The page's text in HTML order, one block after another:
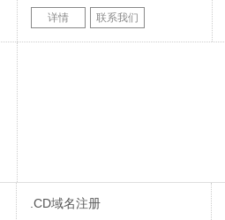
详情 联系我们
.CD域名注册